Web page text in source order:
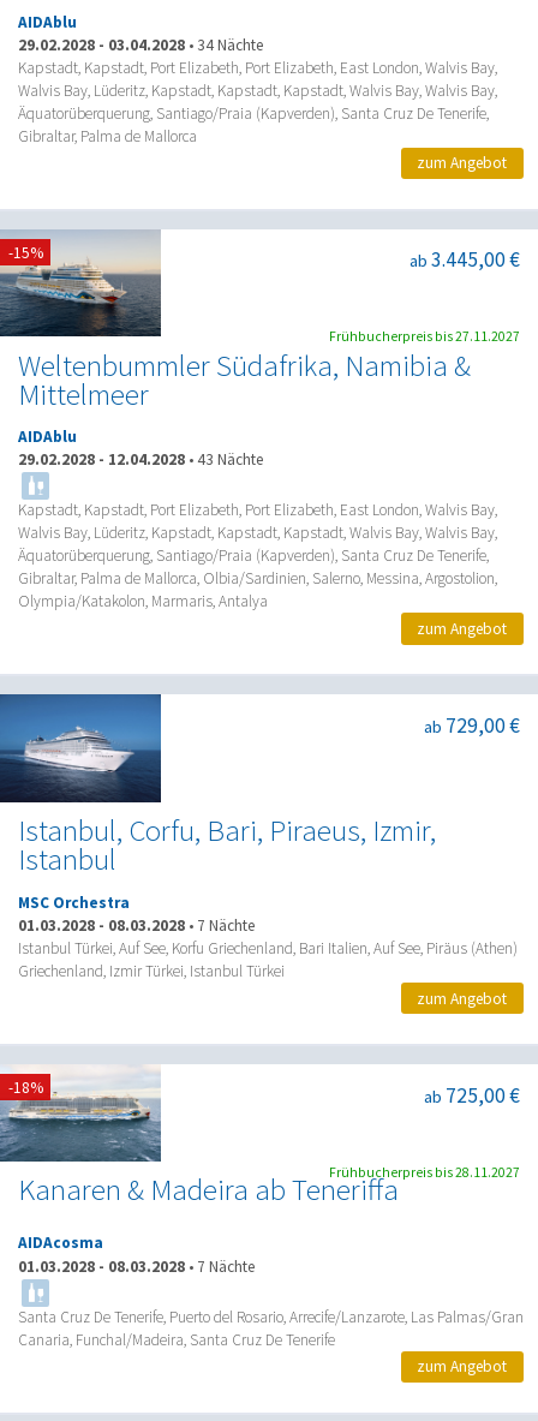
AIDAblu
29.02.2028 - 03.04.2028 • 34 Nächte
Kapstadt, Kapstadt, Port Elizabeth, Port Elizabeth, East London, Walvis Bay,
Walvis Bay, Lüderitz, Kapstadt, Kapstadt, Kapstadt, Walvis Bay, Walvis Bay,
Äquatorüberquerung, Santiago/Praia (Kapverden), Santa Cruz De Tenerife,
Gibraltar, Palma de Mallorca
zum Angebot
Weltenbummler Südafrika, Namibia &
Mittelmeer
ab 3.445,00 €
AIDAblu
29.02.2028 - 12.04.2028 •43 Nächte
Kapstadt, Kapstadt, Port Elizabeth, Port Elizabeth, East London, Walvis Bay,
Walvis Bay, Lüderitz, Kapstadt, Kapstadt, Kapstadt, Walvis Bay, Walvis Bay,
Äquatorüberquerung, Santiago/Praia (Kapverden), Santa Cruz De Tenerife,
Gibraltar, Palma de Mallorca, Olbia/Sardinien, Salerno, Messina, Argostolion,
Olympia/Katakolon, Marmaris, Antalya
-15%
Frühbucherpreis bis 27.11.2027
zum Angebot
Istanbul, Corfu, Bari, Piraeus, Izmir,
Istanbul
ab 729,00 €
MSC Orchestra
01.03.2028 - 08.03.2028 • 7 Nächte
Istanbul Türkei, Auf See, Korfu Griechenland, Bari Italien, Auf See, Piräus (Athen)
Griechenland, Izmir Türkei, Istanbul Türkei
zum Angebot
Kanaren & Madeira ab Teneriffa
ab 725,00 €
AIDAcosma
01.03.2028 - 08.03.2028 • 7 Nächte
Santa Cruz De Tenerife, Puerto del Rosario, Arrecife/Lanzarote, Las Palmas/Gran
Canaria, Funchal/Madeira, Santa Cruz De Tenerife
-18%
Frühbucherpreis bis 28.11.2027
zum Angebot